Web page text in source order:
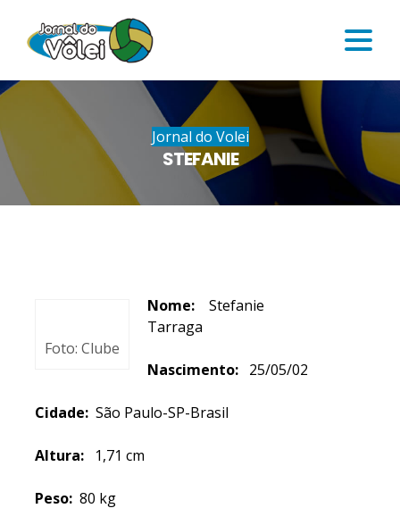
Jornal do Volei
STEFANIE
Foto: Clube
Nome: Stefanie
Tarraga
Nascimento: 25/05/02
Cidade: São Paulo-SP-Brasil
Altura: 1,71 cm
Peso: 80 kg